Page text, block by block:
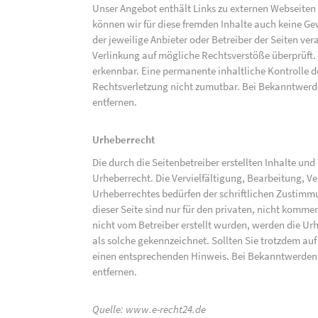
Unser Angebot enthält Links zu externen
können wir für diese fremden Inhalte auch keine
der jeweilige Anbieter oder Betreiber der Seiten
Verlinkung auf mögliche Rechtsverstöße
erkennbar. Eine permanente inhaltliche Kontrolle
Rechtsverletzung nicht zumutbar. Bei
entfernen.
Urheberrecht
Die durch die Seitenbetreiber erstellten Inhalte
Urheberrecht. Die Vervielfältigung, Bearbeitung,
Urheberrechtes bedürfen der schriftlichen
dieser Seite sind nur für den privaten, nicht
nicht vom Betreiber erstellt wurden, werden die
als solche gekennzeichnet. Sollten Sie trotzdem
einen entsprechenden Hinweis. Bei
entfernen.
Quelle: www.e-recht24.de